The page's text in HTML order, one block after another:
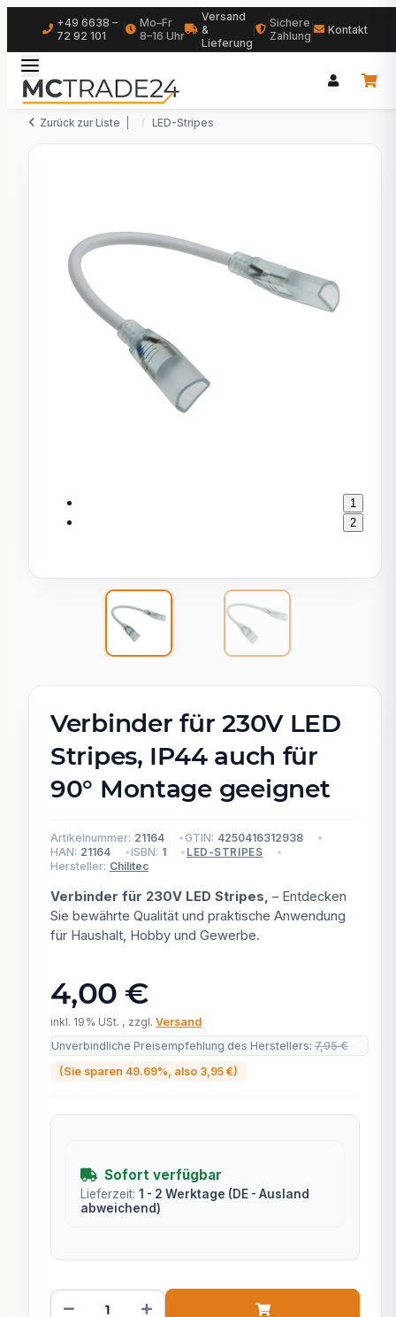
+49 6638 –
72 92 101
Mo–Fr
8–16 Uhr
Versand
&
Lieferung
Sichere
Zahlung
Kontakt
Zurück zur Liste LED-Stripes
1
2
Verbinder für 230V LED
Stripes, IP44 auch für
90° Montage geeignet
Artikelnummer: 21164 GTIN: 4250416312938
HAN: 21164 ISBN: 1 LED-STRIPES
Hersteller: Chilitec
Verbinder für 230V LED Stripes, – Entdecken
Sie bewährte Qualität und praktische Anwendung
für Haushalt, Hobby und Gewerbe.
4,00 €
inkl. 19% USt. , zzgl. Versand
Unverbindliche Preisempfehlung des Herstellers: 7,95 €
(Sie sparen 49.69% , also 3,95 €)
Sofort verfügbar
Lieferzeit: 1 - 2 Werktage (DE - Ausland
abweichend)